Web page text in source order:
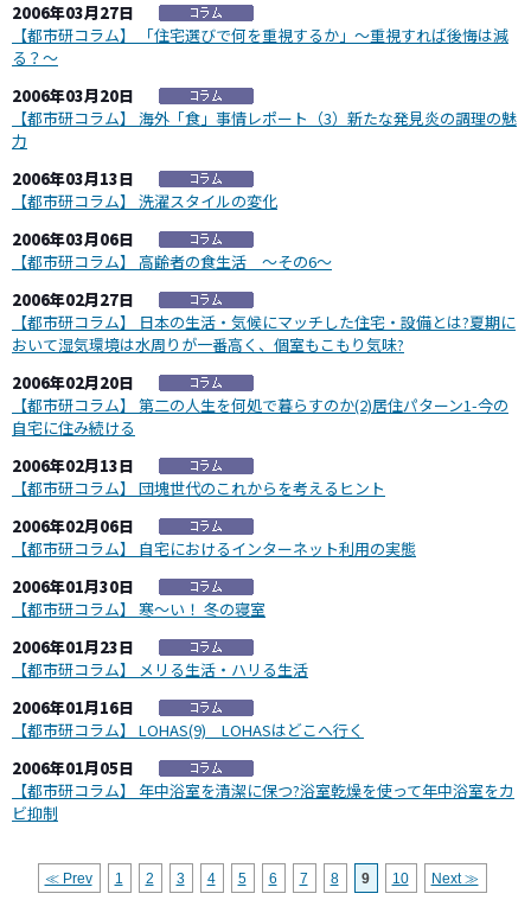
2006年03月27日
【都市研コラム】 「住宅選びで何を重視するか」～重視すれば後悔は減
る？～
2006年03月20日
【都市研コラム】 海外「食」事情レポート（3）新たな発見炎の調理の魅
力
2006年03月13日
【都市研コラム】 洗濯スタイルの変化
2006年03月06日
【都市研コラム】 高齢者の食生活 ～その6～
2006年02月27日
【都市研コラム】 日本の生活・気候にマッチした住宅・設備とは?夏期に
おいて湿気環境は水周りが一番高く、個室もこもり気味?
2006年02月20日
【都市研コラム】 第二の人生を何処で暮らすのか(2)居住パターン1-今の
自宅に住み続ける
2006年02月13日
【都市研コラム】 団塊世代のこれからを考えるヒント
2006年02月06日
【都市研コラム】 自宅におけるインターネット利用の実態
2006年01月30日
【都市研コラム】 寒～い！ 冬の寝室
2006年01月23日
【都市研コラム】 メリる生活・ハリる生活
2006年01月16日
【都市研コラム】 LOHAS(9) LOHASはどこへ行く
2006年01月05日
【都市研コラム】 年中浴室を清潔に保つ?浴室乾燥を使って年中浴室をカ
ビ抑制
≪ Prev 1 2 3 4 5 6 7 8 9 10 Next ≫